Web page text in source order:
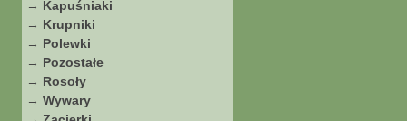
→ Kapuśniaki
→ Krupniki
→ Polewki
→ Pozostałe
→ Rosoły
→ Wywary